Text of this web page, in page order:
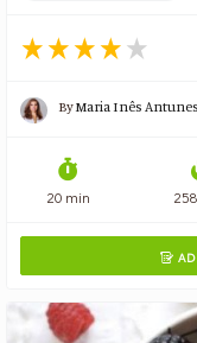
ByMaria Inês Antunes
20 min
